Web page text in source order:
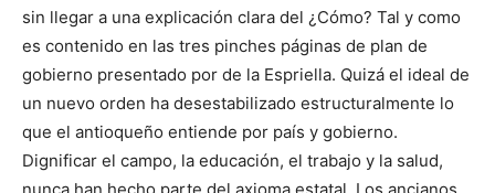
sin llegar a una explicación clara del ¿Cómo? Tal y como
es contenido en las tres pinches páginas de plan de
gobierno presentado por de la Espriella. Quizá el ideal de
un nuevo orden ha desestabilizado estructuralmente lo
que el antioqueño entiende por país y gobierno.
Dignificar el campo, la educación, el trabajo y la salud,